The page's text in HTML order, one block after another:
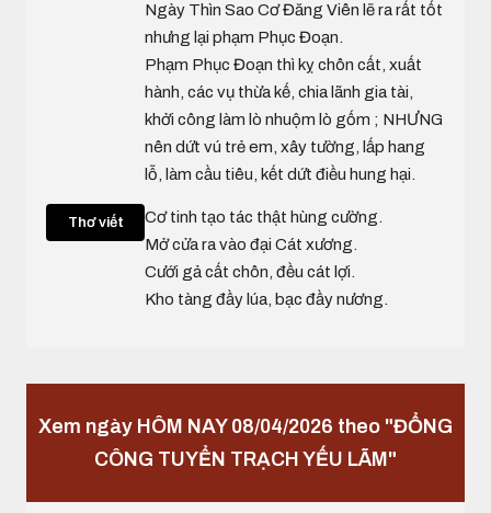
Ngày Thìn Sao Cơ Đăng Viên lẽ ra rất tốt
nhưng lại phạm Phục Đoạn.
Phạm Phục Đoạn thì kỵ chôn cất, xuất
hành, các vụ thừa kế, chia lãnh gia tài,
khởi công làm lò nhuộm lò gốm ; NHƯNG
nên dứt vú trẻ em, xây tường, lấp hang
lỗ, làm cầu tiêu, kết dứt điều hung hại.
Thơ viết
Cơ tinh tạo tác thật hùng cường.
Mở cửa ra vào đại Cát xương.
Cưới gả cất chôn, đều cát lợi.
Kho tàng đầy lúa, bạc đầy nương.
Xem ngày HÔM NAY 08/04/2026 theo "ĐỔNG
CÔNG TUYỂN TRẠCH YẾU LÃM"